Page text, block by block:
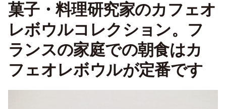
菓子・料理研究家のカフェオ
レボウルコレクション。フ
ランスの家庭での朝食はカ
フェオレボウルが定番です